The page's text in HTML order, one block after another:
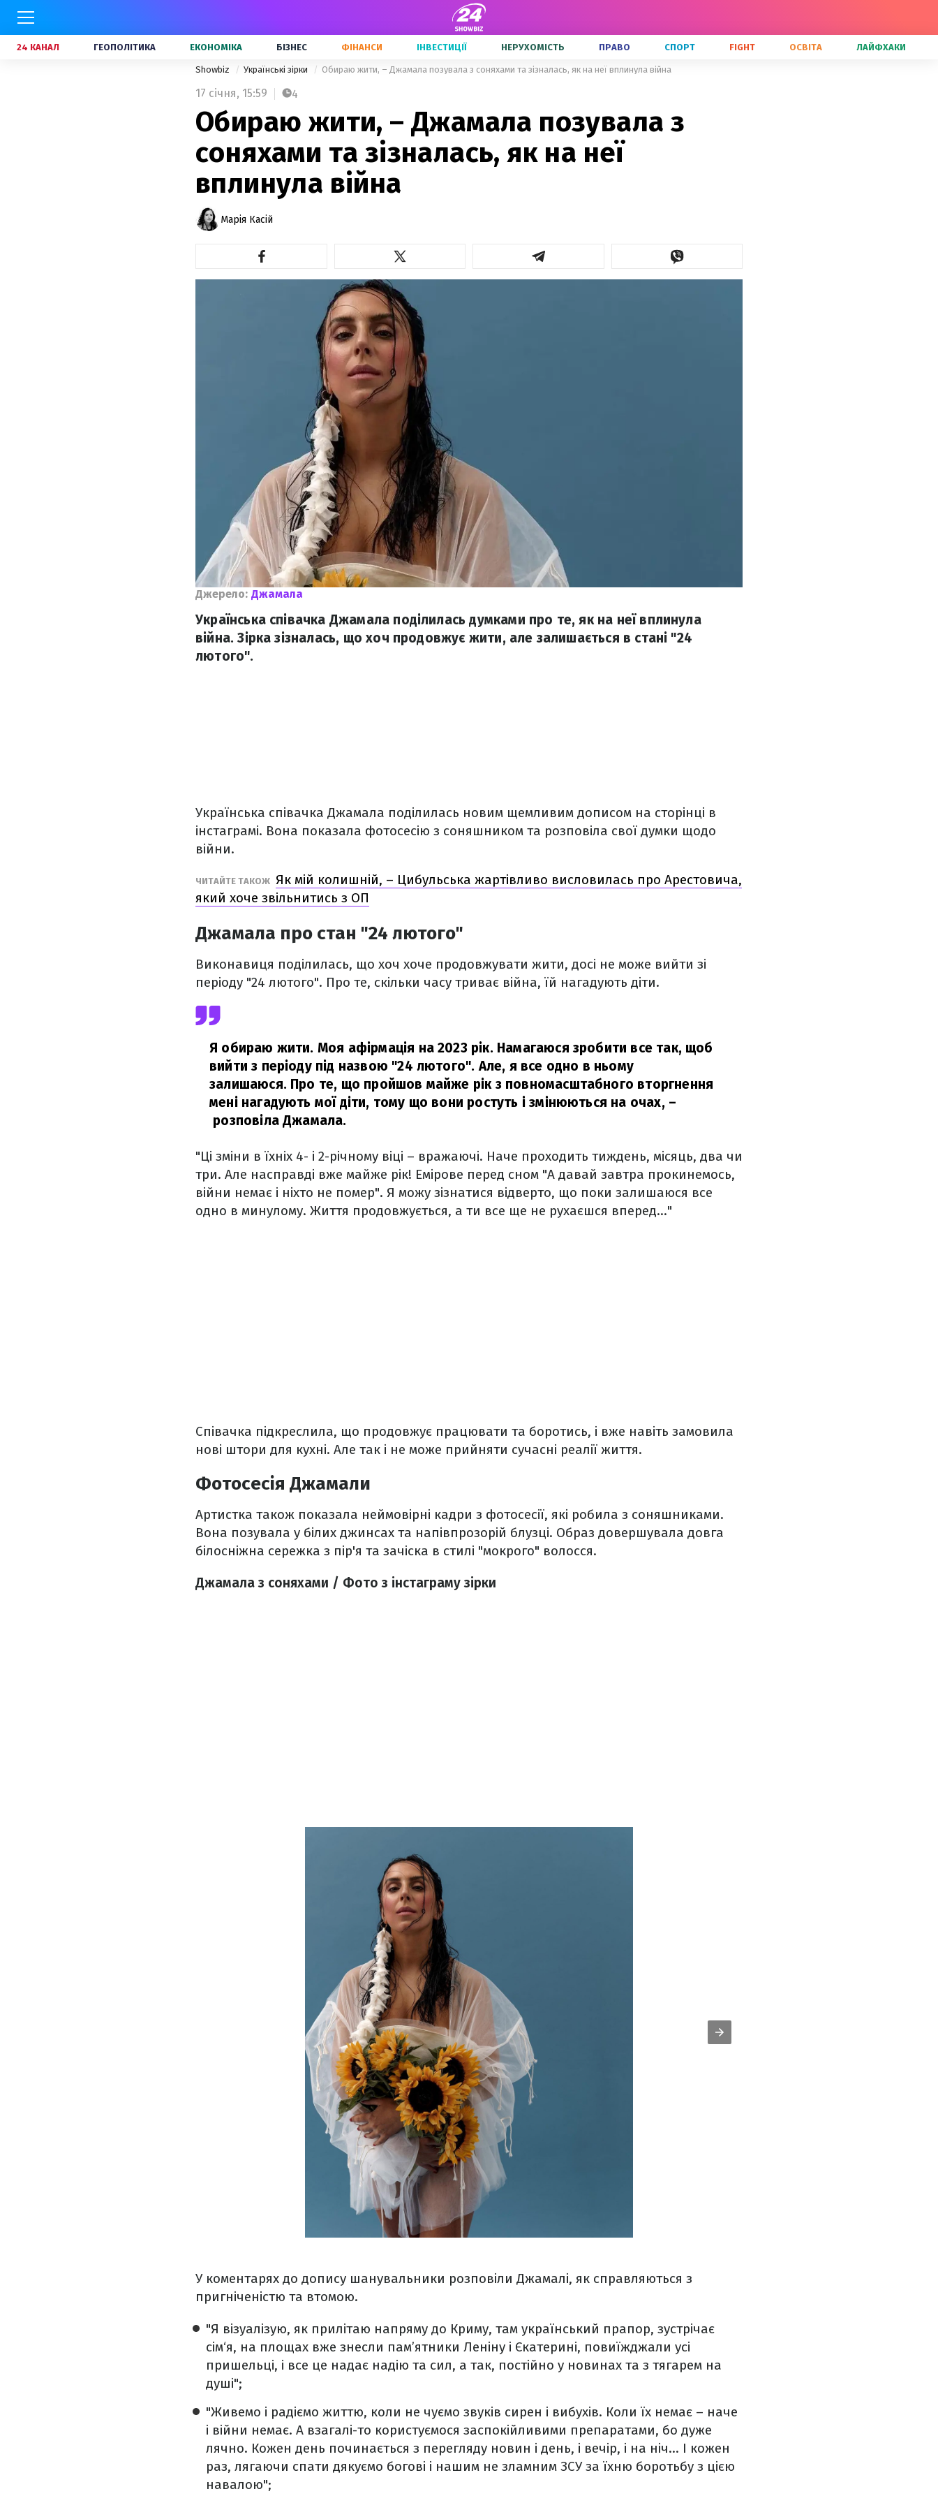
24 КАНАЛ ГЕОПОЛІТИКА ЕКОНОМІКА БІЗНЕС ФІНАНСИ ІНВЕСТИЦІЇ НЕРУХОМІСТЬ ПРАВО СПОРТ FIGHT ОСВІТА ЛАЙФХАКИ
Showbiz Українські зірки Обираю жити, – Джамала позувала з соняхами та зізналась, як на неї вплинула війна
17 січня, 15:59 4
Обираю жити, – Джамала позувала з
соняхами та зізналась, як на неї
вплинула війна
Марія Касій
Джерело: Джамала
Українська співачка Джамала поділилась думками про те, як на неї вплинула
війна. Зірка зізналась, що хоч продовжує жити, але залишається в стані "24
лютого".
Українська співачка Джамала поділилась новим щемливим дописом на сторінці в
інстаграмі. Вона показала фотосесію з соняшником та розповіла свої думки щодо
війни.
ЧИТАЙТЕ ТАКОЖ Як мій колишній, – Цибульська жартівливо висловилась про Арестовича,
який хоче звільнитись з ОП
Джамала про стан "24 лютого"
Виконавиця поділилась, що хоч хоче продовжувати жити, досі не може вийти зі
періоду "24 лютого". Про те, скільки часу триває війна, їй нагадують діти.
Я обираю жити. Моя афірмація на 2023 рік. Намагаюся зробити все так, щоб
вийти з періоду під назвою "24 лютого". Але, я все одно в ньому
залишаюся. Про те, що пройшов майже рік з повномасштабного вторгнення
мені нагадують мої діти, тому що вони ростуть і змінюються на очах, –
розповіла Джамала.
"Ці зміни в їхніх 4- і 2-річному віці – вражаючі. Наче проходить тиждень, місяць, два чи
три. Але насправді вже майже рік! Емірове перед сном "А давай завтра прокинемось,
війни немає і ніхто не помер". Я можу зізнатися відверто, що поки залишаюся все
одно в минулому. Життя продовжується, а ти все ще не рухаєшся вперед…"
Співачка підкреслила, що продовжує працювати та боротись, і вже навіть замовила
нові штори для кухні. Але так і не може прийняти сучасні реалії життя.
Фотосесія Джамали
Артистка також показала неймовірні кадри з фотосесії, які робила з соняшниками.
Вона позувала у білих джинсах та напівпрозорій блузці. Образ довершувала довга
білосніжна сережка з пір'я та зачіска в стилі "мокрого" волосся.
Джамала з соняхами / Фото з інстаграму зірки
У коментарях до допису шанувальники розповіли Джамалі, як справляються з
пригніченістю та втомою.
"Я візуалізую, як прилітаю напряму до Криму, там український прапор, зустрічає
сім‘я, на площах вже знесли пам’ятники Леніну і Єкатерині, повиїжджали усі
пришельці, і все це надає надію та сил, а так, постійно у новинах та з тягарем на
душі";
"Живемо і радіємо життю, коли не чуємо звуків сирен і вибухів. Коли їх немає – наче
і війни немає. А взагалі-то користуємося заспокійливими препаратами, бо дуже
лячно. Кожен день починається з перегляду новин і день, і вечір, і на ніч... І кожен
раз, лягаючи спати дякуємо богові і нашим не зламним ЗСУ за їхню боротьбу з цією
навалою";